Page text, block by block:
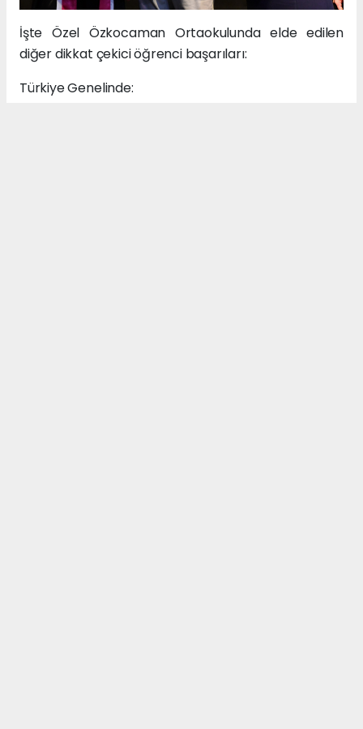
İşte Özel Özkocaman Ortaokulunda elde edilen
diğer dikkat çekici öğrenci başarıları:
Türkiye Genelinde: